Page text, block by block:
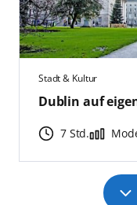
Stadt & Kultur
Dublin auf
7 Std.